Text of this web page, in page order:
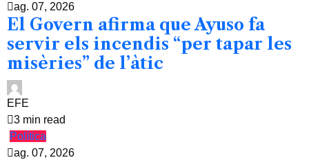
ag. 07, 2026
El Govern afirma que Ayuso fa
servir els incendis “per tapar les
misèries” de l’àtic
EFE
3 min read
Política
ag. 07, 2026